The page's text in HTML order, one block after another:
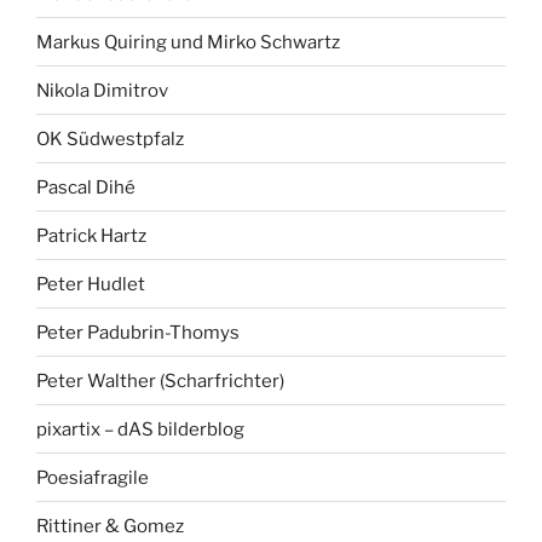
Markus Quiring und Mirko Schwartz
Nikola Dimitrov
OK Südwestpfalz
Pascal Dihé
Patrick Hartz
Peter Hudlet
Peter Padubrin-Thomys
Peter Walther (Scharfrichter)
pixartix – dAS bilderblog
Poesiafragile
Rittiner & Gomez